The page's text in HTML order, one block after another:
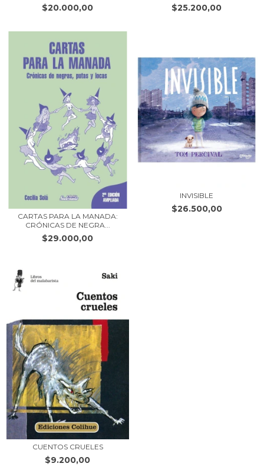
$20.000,00 $25.200,00
CARTAS PARA LA MANADA:
CRÓNICAS DE NEGRA...
$29.000,00
INVISIBLE
$26.500,00
CUENTOS CRUELES
$9.200,00